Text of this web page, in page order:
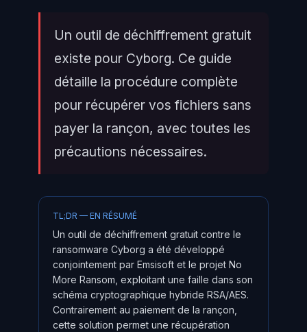
Un outil de déchiffrement gratuit
existe pour Cyborg. Ce guide
détaille la procédure complète
pour récupérer vos fichiers sans
payer la rançon, avec toutes les
précautions nécessaires.
TL;DR — EN RÉSUMÉ
Un outil de déchiffrement gratuit contre le
ransomware Cyborg a été développé
conjointement par Emsisoft et le projet No
More Ransom, exploitant une faille dans son
schéma cryptographique hybride RSA/AES.
Contrairement au paiement de la rançon,
cette solution permet une récupération